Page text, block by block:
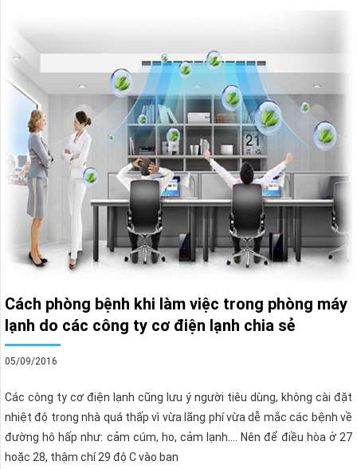
Cách phòng bệnh khi làm việc trong phòng máy
lạnh do các công ty cơ điện lạnh chia sẻ
05/09/2016
Các công ty cơ điện lạnh cũng lưu ý người tiêu dùng, không cài đặt
nhiệt độ trong nhà quá thấp vì vừa lãng phí vừa dễ mắc các bệnh về
đường hô hấp như: cảm cúm, ho, cảm lạnh…. Nên để điều hòa ở 27
hoặc 28, thậm chí 29 độ C vào ban